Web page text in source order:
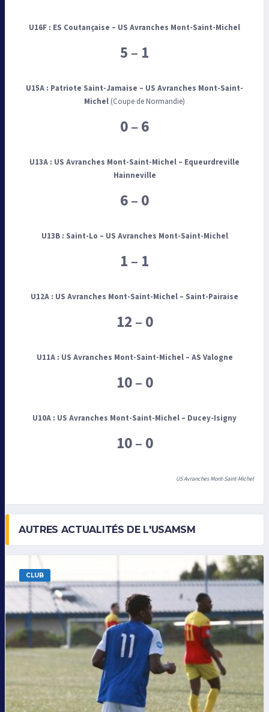
U16F : ES Coutançaise – US Avranches Mont-Saint-Michel
5 – 1
U15A : Patriote Saint-Jamaise – US Avranches Mont-Saint-
Michel (Coupe de Normandie)
0 – 6
U13A : US Avranches Mont-Saint-Michel – Equeurdreville
Hainneville
6 – 0
U13B : Saint-Lo – US Avranches Mont-Saint-Michel
1 – 1
U12A : US Avranches Mont-Saint-Michel – Saint-Pairaise
12 – 0
U11A : US Avranches Mont-Saint-Michel – AS Valogne
10 – 0
U10A : US Avranches Mont-Saint-Michel – Ducey-Isigny
10 – 0
US Avranches Mont-Saint-Michel
AUTRES ACTUALITÉS DE L'USAMSM
CLUB